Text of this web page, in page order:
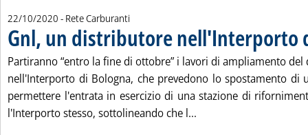
22/10/2020 - Rete Carburanti
Gnl, un distributore nell'Interporto
Partiranno “entro la fine di ottobre” i lavori di ampliamento
nell'Interporto di Bologna, che prevedono lo spostamento di
permettere l'entrata in esercizio di una stazione di
l'Interporto stesso, sottolineando che l...